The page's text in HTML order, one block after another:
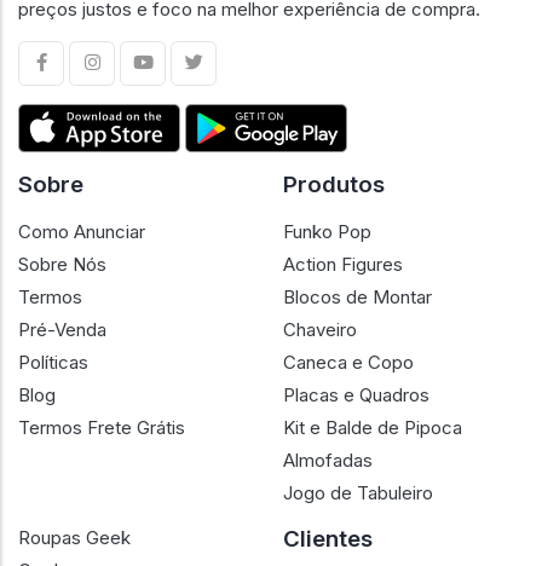
preços justos e foco na melhor experiência de compra.
Sobre
Como Anunciar
Sobre Nós
Termos
Pré-Venda
Políticas
Blog
Termos Frete Grátis
Produtos
Funko Pop
Action Figures
Blocos de Montar
Chaveiro
Caneca e Copo
Placas e Quadros
Kit e Balde de Pipoca
Almofadas
Jogo de Tabuleiro
Roupas Geek
Clientes